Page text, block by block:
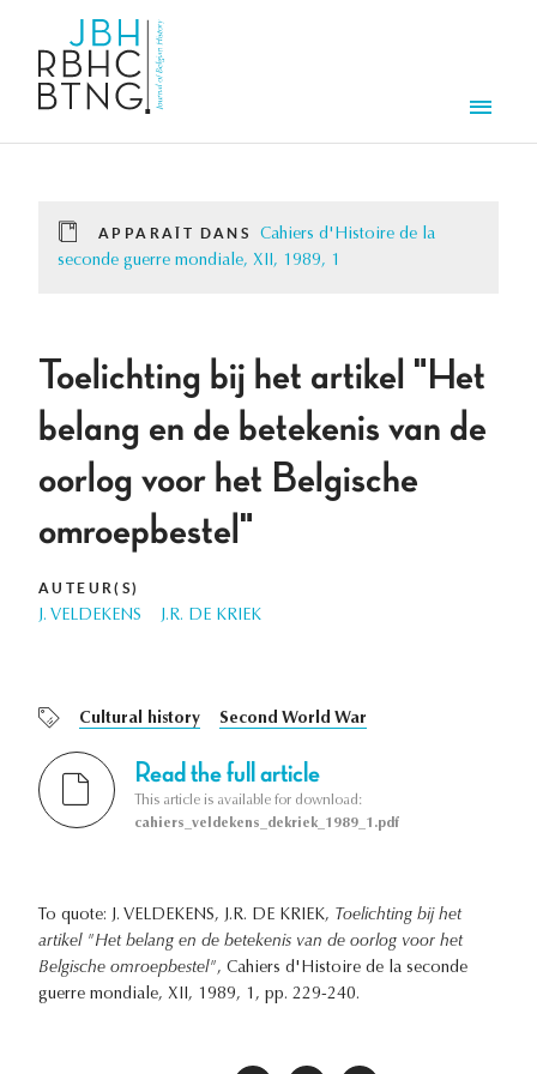
APPARAÎT DANS
Cahiers d'Histoire de la
seconde guerre mondiale, XII, 1989, 1
Toelichting bij het artikel "Het
belang en de betekenis van de
oorlog voor het Belgische
omroepbestel"
AUTEUR(S)
J. VELDEKENS J.R. DE KRIEK
Cultural history Second World War
Read the full article
This article is available for download:
cahiers_veldekens_dekriek_1989_1.pdf
To quote: J. VELDEKENS, J.R. DE KRIEK, Toelichting bij het
artikel "Het belang en de betekenis van de oorlog voor het
Belgische omroepbestel", Cahiers d'Histoire de la seconde
guerre mondiale, XII, 1989, 1, pp. 229-240.